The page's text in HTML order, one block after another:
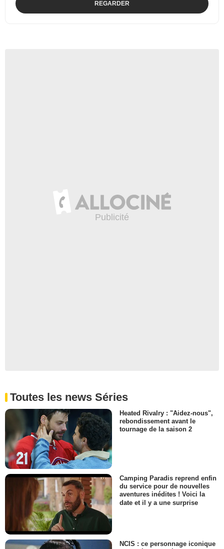
REGARDER
Toutes les news Séries
Heated Rivalry : "Aidez-nous",
rebondissement avant le
tournage de la saison 2
Camping Paradis reprend enfin
du service pour de nouvelles
aventures inédites ! Voici la
date et il y a une surprise
NCIS : ce personnage iconique